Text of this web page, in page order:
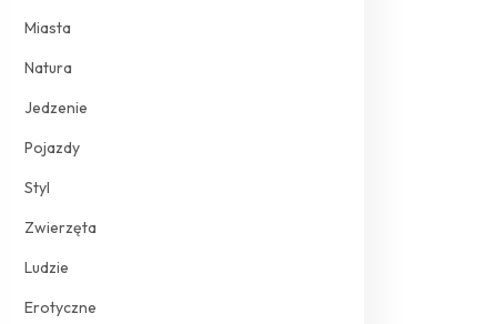
Miasta
Natura
Jedzenie
Pojazdy
Styl
Zwierzęta
Ludzie
Erotyczne